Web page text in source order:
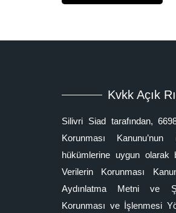
Kvkk Açık
Silivri Siad tarafından,
Korunması
hükümlerine uygun olarak
Verilerin Korunması
Aydınlatma Metni ve
Korunması ve İşlenmesi